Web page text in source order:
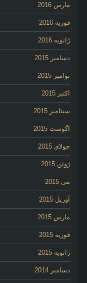
مارس 2016
فوریه 2016
ژانویه 2016
دسامبر 2015
نوامبر 2015
اکتبر 2015
سپتامبر 2015
آگوست 2015
جولای 2015
ژوئن 2015
می 2015
آوریل 2015
مارس 2015
فوریه 2015
ژانویه 2015
دسامبر 2014